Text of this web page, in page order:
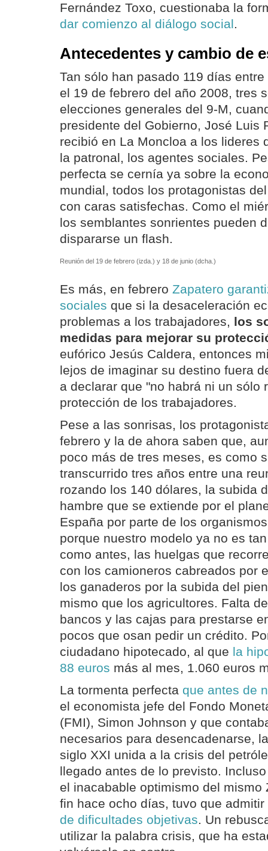
Fernández Toxo, cuestionaba la
dar comienzo al diálogo social.
Antecedentes y cambio de
Tan sólo han pasado 119 días
el 19 de febrero del año 2008, tres
elecciones generales del 9-M,
presidente del Gobierno, José Luis
recibió en La Moncloa a los lideres
la patronal, los agentes sociales.
perfecta se cernía ya sobre la
mundial, todos los protagonistas
con caras satisfechas. Como el
los semblantes sonrientes pueden
dispararse un flash.
Reunión del 19 de febrero (izda.) y 18 de junio (dcha.)
Es más, en febrero Zapatero
sociales que si la desaceleración
problemas a los trabajadores, los
medidas para mejorar su
eufórico Jesús Caldera, entonces
lejos de imaginar su destino fuera
a declarar que "no habrá ni un sólo
protección de los trabajadores.
Pese a las sonrisas, los
febrero y la de ahora saben que,
poco más de tres meses, es como
transcurrido tres años entre una
rozando los 140 dólares, la subida
hambre que se extiende por el
España por parte de los
porque nuestro modelo ya no es
como antes, las huelgas que
con los camioneros cabreados por
los ganaderos por la subida del
mismo que los agricultores. Falta
bancos y las cajas para prestarse
pocos que osan pedir un crédito.
ciudadano hipotecado, al que la
88 euros más al mes, 1.060 euros
La tormenta perfecta que antes de
el economista jefe del Fondo
(FMI), Simon Johnson y que
necesarios para desencadenarse,
siglo XXI unida a la crisis del
llegado antes de lo previsto.
el inacabable optimismo del mismo
fin hace ocho días, tuvo que
de dificultades objetivas. Un
utilizar la palabra crisis, que ha